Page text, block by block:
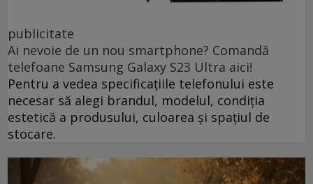
publicitate
Ai nevoie de un nou smartphone? Comandă
telefoane Samsung Galaxy S23 Ultra aici!
Pentru a vedea specificațiile telefonului este
necesar să alegi brandul, modelul, condiția
estetică a produsului, culoarea și spațiul de
stocare.